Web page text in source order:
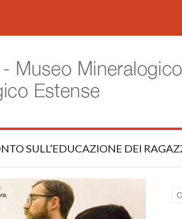
SULL’EDUCAZIONE DEI